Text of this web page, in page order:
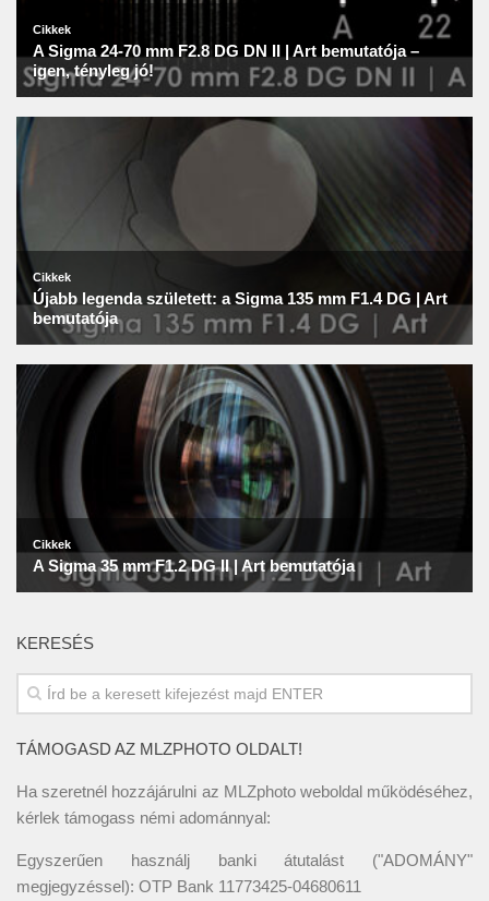
KERESÉS
TÁMOGASD AZ MLZPHOTO OLDALT!
Ha szeretnél hozzájárulni az MLZphoto weboldal működéséhez,
kérlek támogass némi adománnyal:
Egyszerűen használj banki átutalást ("ADOMÁNY"
megjegyzéssel): OTP Bank 11773425-04680611